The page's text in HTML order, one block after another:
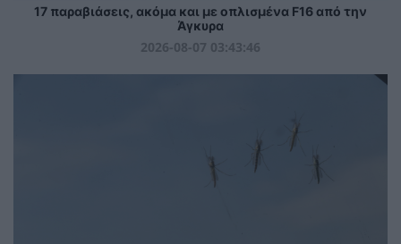
17 παραβιάσεις, ακόμα και με οπλισμένα F16 από την
Άγκυρα
2026-08-07 03:43:46